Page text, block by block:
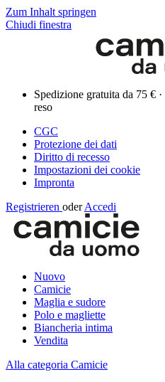
Zum Inhalt springen
Chiudi finestra
Spedizione gratuita da 75 €
reso
CGC
Protezione dei dati
Diritto di recesso
Impostazioni dei cookie
Impronta
Registrieren oder Accedi
Nuovo
Camicie
Maglia e sudore
Polo e magliette
Biancheria intima
Vendita
Alla categoria Camicie